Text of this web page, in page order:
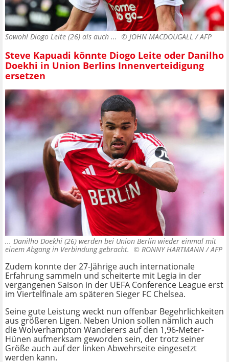
Sowohl Diogo Leite (26) als auch ... © JOHN MACDOUGALL / AFP
Steve Kapuadi könnte Diogo Leite oder Danilho
Doekhi in Union Berlins Innenverteidigung
ersetzen
... Danilho Doekhi (26) werden bei Union Berlin wieder einmal mit
einem Abgang in Verbindung gebracht. © RONNY HARTMANN / AFP
Zudem konnte der 27-Jährige auch internationale
Erfahrung sammeln und scheiterte mit Legia in der
vergangenen Saison in der UEFA Conference League erst
im Viertelfinale am späteren Sieger FC Chelsea.
Seine gute Leistung weckt nun offenbar Begehrlichkeiten
aus größeren Ligen. Neben Union sollen nämlich auch
die Wolverhampton Wanderers auf den 1,96-Meter-
Hünen aufmerksam geworden sein, der trotz seiner
Größe auch auf der linken Abwehrseite eingesetzt
werden kann.